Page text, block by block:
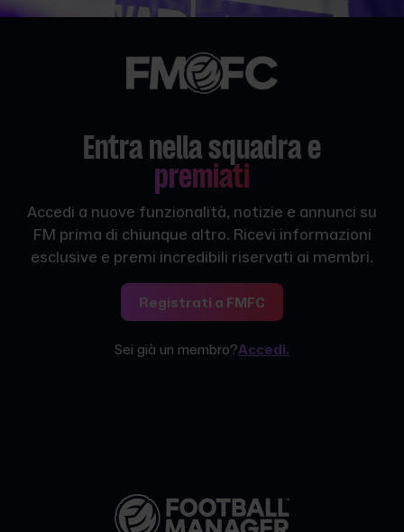
Entra nella squadra e
premiati
Accedi a nuove funzionalità, notizie e annunci su
FM prima di chiunque altro. Ricevi informazioni
esclusive e premi incredibili riservati ai membri.
Registrati a FMFC
Sei già un membro?Accedi.